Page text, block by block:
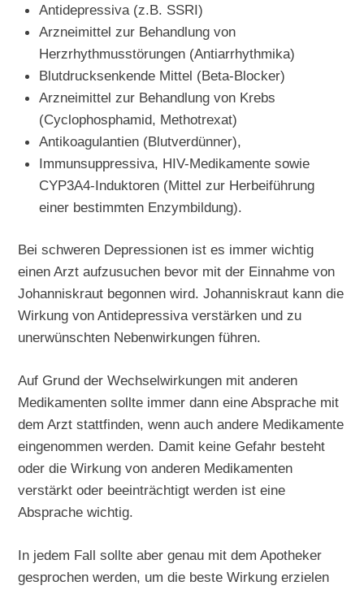
Antidepressiva (z.B. SSRI)
Arzneimittel zur Behandlung von
Herzrhythmusstörungen (Antiarrhythmika)
Blutdrucksenkende Mittel (Beta-Blocker)
Arzneimittel zur Behandlung von Krebs
(Cyclophosphamid, Methotrexat)
Antikoagulantien (Blutverdünner),
Immunsuppressiva, HIV-Medikamente sowie
CYP3A4-Induktoren (Mittel zur Herbeiführung
einer bestimmten Enzymbildung).
Bei schweren Depressionen ist es immer wichtig
einen Arzt aufzusuchen bevor mit der Einnahme von
Johanniskraut begonnen wird. Johanniskraut kann die
Wirkung von Antidepressiva verstärken und zu
unerwünschten Nebenwirkungen führen.
Auf Grund der Wechselwirkungen mit anderen
Medikamenten sollte immer dann eine Absprache mit
dem Arzt stattfinden, wenn auch andere Medikamente
eingenommen werden. Damit keine Gefahr besteht
oder die Wirkung von anderen Medikamenten
verstärkt oder beeinträchtigt werden ist eine
Absprache wichtig.
In jedem Fall sollte aber genau mit dem Apotheker
gesprochen werden, um die beste Wirkung erzielen